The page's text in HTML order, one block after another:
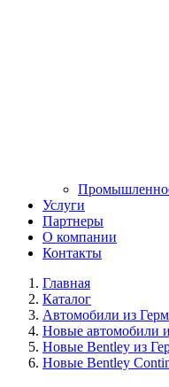
Услуги
Партнеры
О компании
Контакты
Главная
Каталог
Автомобили из
Новые автомобили
Новые Bentley из
Новые Bentley